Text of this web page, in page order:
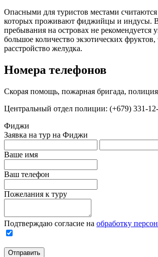
Опасными для туристов местами
которых проживают фиджийцы и индусы.
пребывания на островах не рекомендуется
большое количество экзотических
расстройство желудка.
Номера телефонов
Скорая помощь, пожарная бригада,
Центральный отдел полиции: (+679) 331-
Фиджи
Заявка на тур на Фиджи
Ваше имя
Ваш телефон
Пожелания к туру
Подтверждаю согласие на обработку
Отправить